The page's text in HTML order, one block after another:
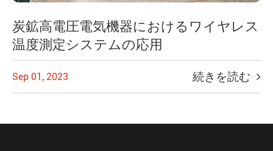
炭鉱高電圧電気機器におけるワイヤレス
温度測定システムの応用
Sep 01, 2023 続きを読む